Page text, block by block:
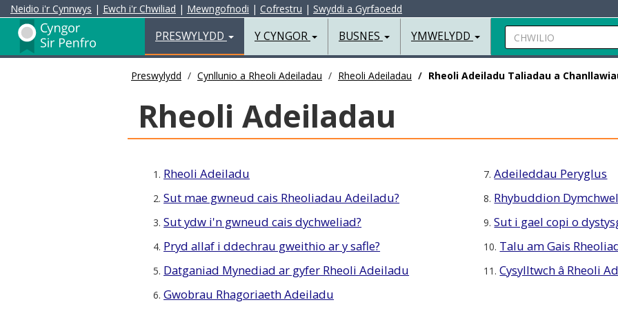
Neidio i'r Cynnwys | Ewch i'r Chwiliad | Mewngofnodi | Cofrestru | Swyddi a Gyrfaoedd
Preswylydd
PRESWYLYDD Y CYNGOR BUSNES YMWELYDD Chwilio
Preswylydd Cynllunio a Rheoli Adeiladau Rheoli Adeiladau Rheoli Adeiladu Taliadau a
Rheoli Adeiladau
1. Rheoli Adeiladu
2.Sut mae gwneud cais Rheoliadau Adeiladu?
3.Sut ydw i'n gwneud cais dychweliad?
4. Pryd allaf i ddechrau gweithio ar y safle?
5. Datganiad Mynediad ar gyfer Rheoli Adeiladu
6.Gwobrau Rhagoriaeth Adeiladu
7.Adeileddau Peryglus
8. Rhybuddion Dymchwel
9.Sut i gael copi o
10. Talu am Gais
11.Cysylltwch â Rheoli